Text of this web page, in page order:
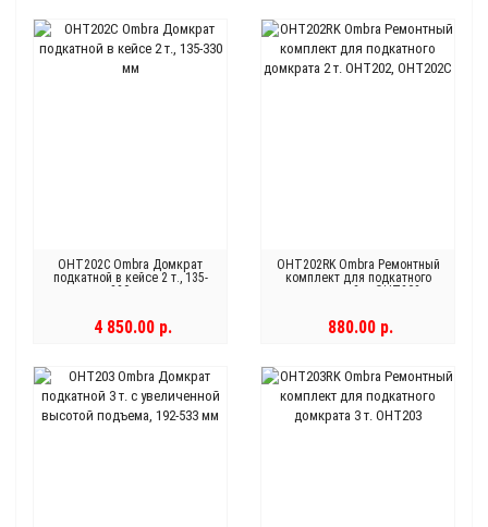
OHT202C Ombra Домкрат
подкатной в кейсе 2 т., 135-
330 мм
4 850.00 р.
OHT202RK Ombra Ремонтный
комплект для подкатного
домкрата 2 т. OHT202,
880.00 р.